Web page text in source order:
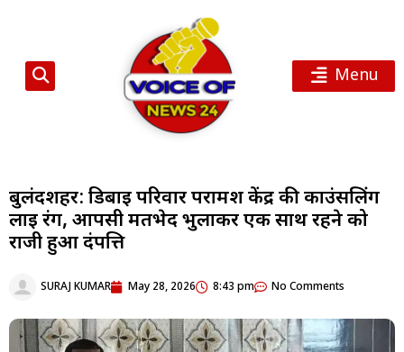
Menu
बुलंदशहर: डिबाई परिवार परामर्श केंद्र की काउंसलिंग
लाई रंग, आपसी मतभेद भुलाकर एक साथ रहने को
राजी हुआ दंपत्ति
SURAJ KUMAR May 28, 2026 8:43 pm No Comments